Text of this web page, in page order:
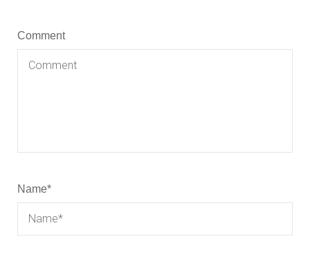
Comment
Name*